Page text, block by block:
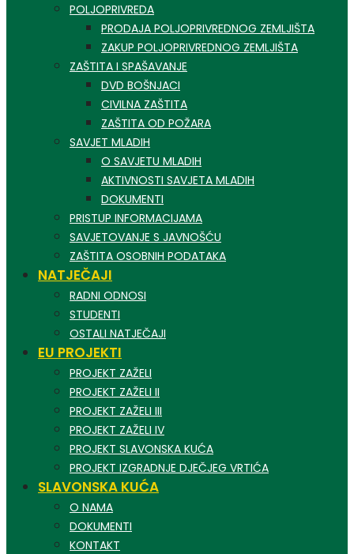
POLJOPRIVREDA
PRODAJA POLJOPRIVREDNOG ZEMLJIŠTA
ZAKUP POLJOPRIVREDNOG ZEMLJIŠTA
ZAŠTITA I SPAŠAVANJE
DVD BOŠNJACI
CIVILNA ZAŠTITA
ZAŠTITA OD POŽARA
SAVJET MLADIH
O SAVJETU MLADIH
AKTIVNOSTI SAVJETA MLADIH
DOKUMENTI
PRISTUP INFORMACIJAMA
SAVJETOVANJE S JAVNOŠĆU
ZAŠTITA OSOBNIH PODATAKA
NATJEČAJI
RADNI ODNOSI
STUDENTI
OSTALI NATJEČAJI
EU PROJEKTI
PROJEKT ZAŽELI
PROJEKT ZAŽELI II
PROJEKT ZAŽELI III
PROJEKT ZAŽELI IV
PROJEKT SLAVONSKA KUĆA
PROJEKT IZGRADNJE DJEČJEG VRTIĆA
SLAVONSKA KUĆA
O NAMA
DOKUMENTI
KONTAKT